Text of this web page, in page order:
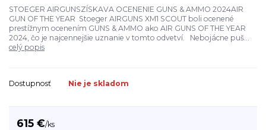
STOEGER AIRGUNSZÍSKAVA OCENENIE GUNS & AMMO 2024AIR
GUN OF THE YEAR Stoeger AIRGUNS XM1 SCOUT boli ocenené
prestížnym ocenením GUNS & AMMO ako AIR GUNS OF THE YEAR
2024, čo je najcennejšie uznanie v tomto odvetví. Nebojácne puš...
celý popis
Dostupnosť Nie je skladom
615 €/ks